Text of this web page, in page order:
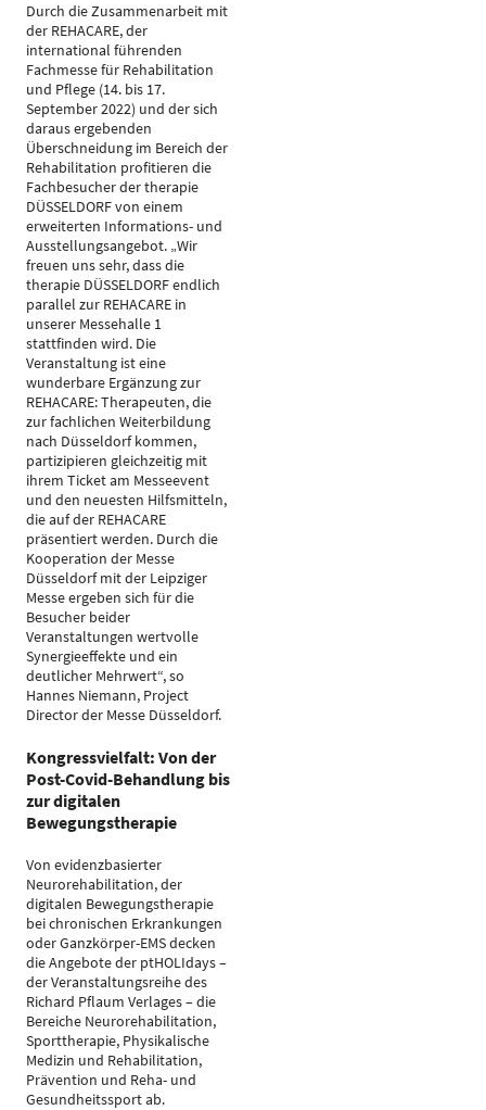
Durch die Zusammenarbeit mit
der REHACARE, der
international führenden
Fachmesse für Rehabilitation
und Pflege (14. bis 17.
September 2022) und der sich
daraus ergebenden
Überschneidung im Bereich der
Rehabilitation profitieren die
Fachbesucher der therapie
DÜSSELDORF von einem
erweiterten Informations- und
Ausstellungsangebot. „Wir
freuen uns sehr, dass die
therapie DÜSSELDORF endlich
parallel zur REHACARE in
unserer Messehalle 1
stattfinden wird. Die
Veranstaltung ist eine
wunderbare Ergänzung zur
REHACARE: Therapeuten, die
zur fachlichen Weiterbildung
nach Düsseldorf kommen,
partizipieren gleichzeitig mit
ihrem Ticket am Messeevent
und den neuesten Hilfsmitteln,
die auf der REHACARE
präsentiert werden. Durch die
Kooperation der Messe
Düsseldorf mit der Leipziger
Messe ergeben sich für die
Besucher beider
Veranstaltungen wertvolle
Synergieeffekte und ein
deutlicher Mehrwert“, so
Hannes Niemann, Project
Director der Messe Düsseldorf.
Kongressvielfalt: Von der
Post-Covid-Behandlung bis
zur digitalen
Bewegungstherapie
Von evidenzbasierter
Neurorehabilitation, der
digitalen Bewegungstherapie
bei chronischen Erkrankungen
oder Ganzkörper-EMS decken
die Angebote der ptHOLIdays –
der Veranstaltungsreihe des
Richard Pflaum Verlages – die
Bereiche Neurorehabilitation,
Sporttherapie, Physikalische
Medizin und Rehabilitation,
Prävention und Reha- und
Gesundheitssport ab.